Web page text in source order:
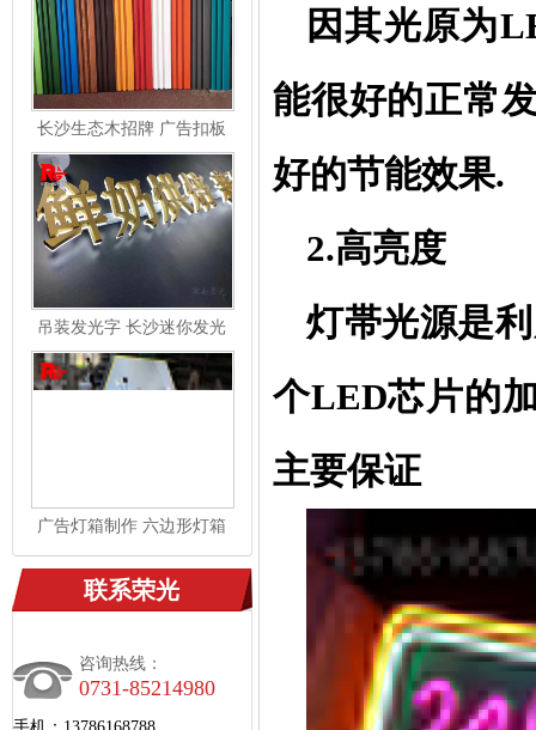
长沙生态木招牌 广告扣板
长城板 长沙广告招牌
吊装发光字 长沙迷你发光
字 LED发光字 烤漆背发光
字
广告灯箱制作 六边形灯箱
箱 卡布灯箱
联系荣光
咨询热线：
0731-85214980
因其光原为
能很好的正常
好的节能效果.
2.高亮度
灯帯光源是
个LED芯片的
主要保证